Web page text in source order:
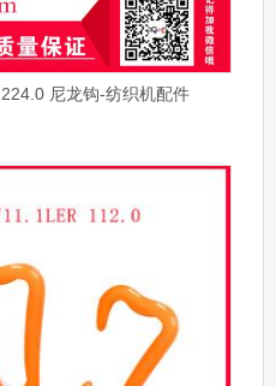
尼龙钩-纺织机配件